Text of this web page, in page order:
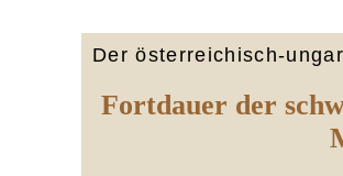
Der österreichisch-
Fortdauer der